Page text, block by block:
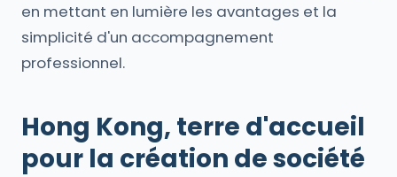
en mettant en lumière les avantages et la
simplicité d'un accompagnement
professionnel.
Hong Kong, terre d'accueil
pour la création de société